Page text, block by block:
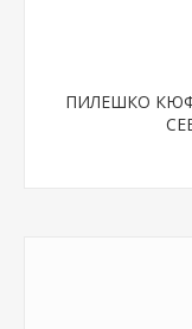
ПИЛЕШКО